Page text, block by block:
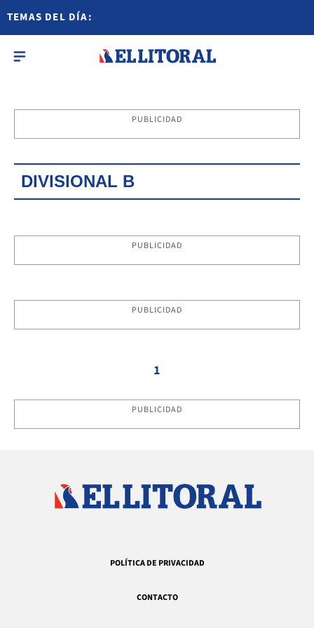
TEMAS DEL DÍA:
PUBLICIDAD
DIVISIONAL B
PUBLICIDAD
PUBLICIDAD
1
PUBLICIDAD
POLÍTICA DE PRIVACIDAD
CONTACTO